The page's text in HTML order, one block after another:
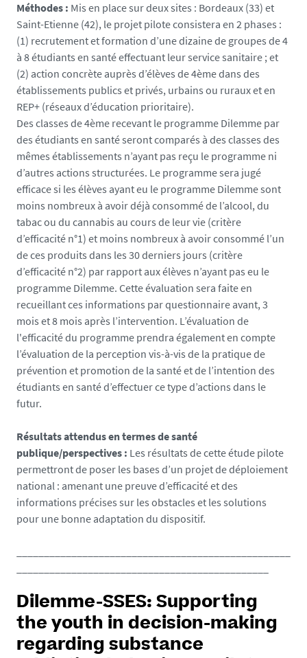
Méthodes : Mis en place sur deux sites : Bordeaux (33) et
Saint-Etienne (42), le projet pilote consistera en 2 phases :
(1) recrutement et formation d’une dizaine de groupes de 4
à 8 étudiants en santé effectuant leur service sanitaire ; et
(2) action concrète auprès d’élèves de 4ème dans des
établissements publics et privés, urbains ou ruraux et en
REP+ (réseaux d’éducation prioritaire).
Des classes de 4ème recevant le programme Dilemme par
des étudiants en santé seront comparés à des classes des
mêmes établissements n’ayant pas reçu le programme ni
d’autres actions structurées. Le programme sera jugé
efficace si les élèves ayant eu le programme Dilemme sont
moins nombreux à avoir déjà consommé de l’alcool, du
tabac ou du cannabis au cours de leur vie (critère
d’efficacité n°1) et moins nombreux à avoir consommé l’un
de ces produits dans les 30 derniers jours (critère
d’efficacité n°2) par rapport aux élèves n’ayant pas eu le
programme Dilemme. Cette évaluation sera faite en
recueillant ces informations par questionnaire avant, 3
mois et 8 mois après l’intervention. L’évaluation de
l'efficacité du programme prendra également en compte
l’évaluation de la perception vis-à-vis de la pratique de
prévention et promotion de la santé et de l’intention des
étudiants en santé d’effectuer ce type d’actions dans le
futur.
Résultats attendus en termes de santé
publique/perspectives : Les résultats de cette étude pilote
permettront de poser les bases d’un projet de déploiement
national : amenant une preuve d’efficacité et des
informations précises sur les obstacles et les solutions
pour une bonne adaptation du dispositif.
Dilemme-SSES: Supporting
the youth in decision-making
regarding substance